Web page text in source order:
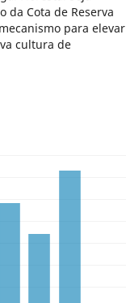
da Cota de Reserva
para elevar
cultura de